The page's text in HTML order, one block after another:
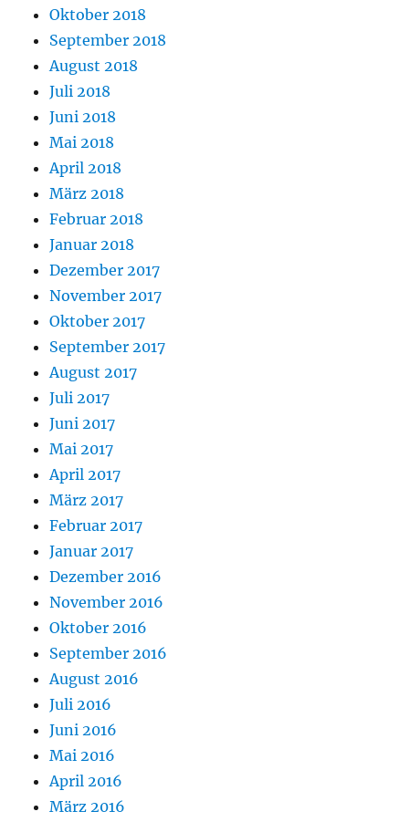
Oktober 2018
September 2018
August 2018
Juli 2018
Juni 2018
Mai 2018
April 2018
März 2018
Februar 2018
Januar 2018
Dezember 2017
November 2017
Oktober 2017
September 2017
August 2017
Juli 2017
Juni 2017
Mai 2017
April 2017
März 2017
Februar 2017
Januar 2017
Dezember 2016
November 2016
Oktober 2016
September 2016
August 2016
Juli 2016
Juni 2016
Mai 2016
April 2016
März 2016